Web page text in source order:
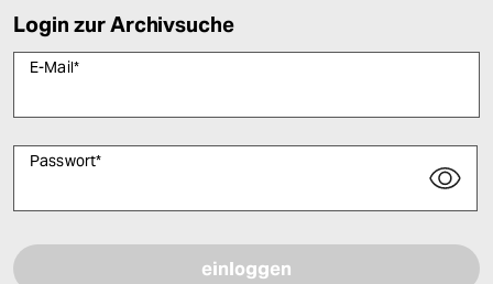
Login zur Archivsuche
E-Mail*
Passwort*